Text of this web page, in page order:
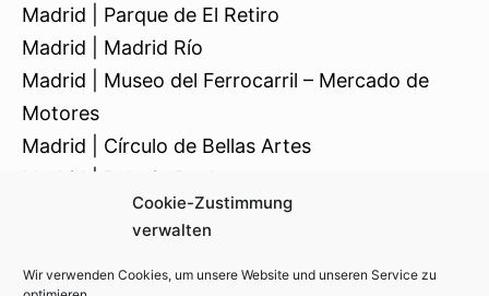
Cookie-Zustimmung
verwalten
Wir verwenden Cookies, um unsere Website und unseren Service zu
Madrid | Parque de El Retiro
Madrid | Madrid Río
Madrid | Museo del Ferrocarril – Mercado de
Motores
Madrid | Círculo de Bellas Artes
Madrid | Palacio Real